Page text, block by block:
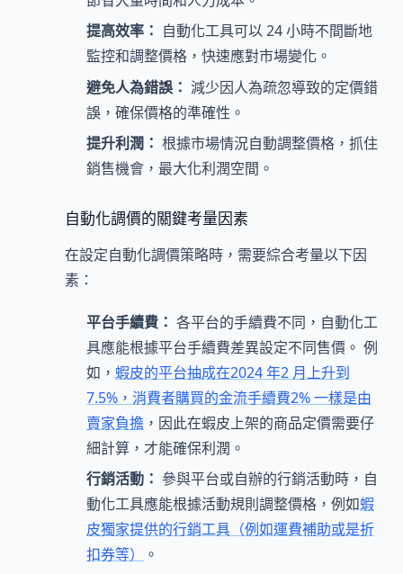
提高效率： 自動化工具可以 24 小時不間斷地
監控和調整價格，快速應對市場變化。
避免人為錯誤： 減少因人為疏忽導致的定價錯
誤，確保價格的準確性。
提升利潤： 根據市場情況自動調整價格，抓住
銷售機會，最大化利潤空間。
自動化調價的關鍵考量因素
在設定自動化調價策略時，需要綜合考量以下因
素：
平台手續費： 各平台的手續費不同，自動化工
具應能根據平台手續費差異設定不同售價。 例
如， 蝦皮的平台抽成在2024 年2 月上升到
7.5%，消費者購買的金流手續費2% 一樣是由
賣家負擔 ，因此在蝦皮上架的商品定價需要仔
細計算，才能確保利潤。
行銷活動： 參與平台或自辦的行銷活動時，自
動化工具應能根據活動規則調整價格，例如蝦
皮獨家提供的行銷工具（例如運費補助或是折
扣券等）
。